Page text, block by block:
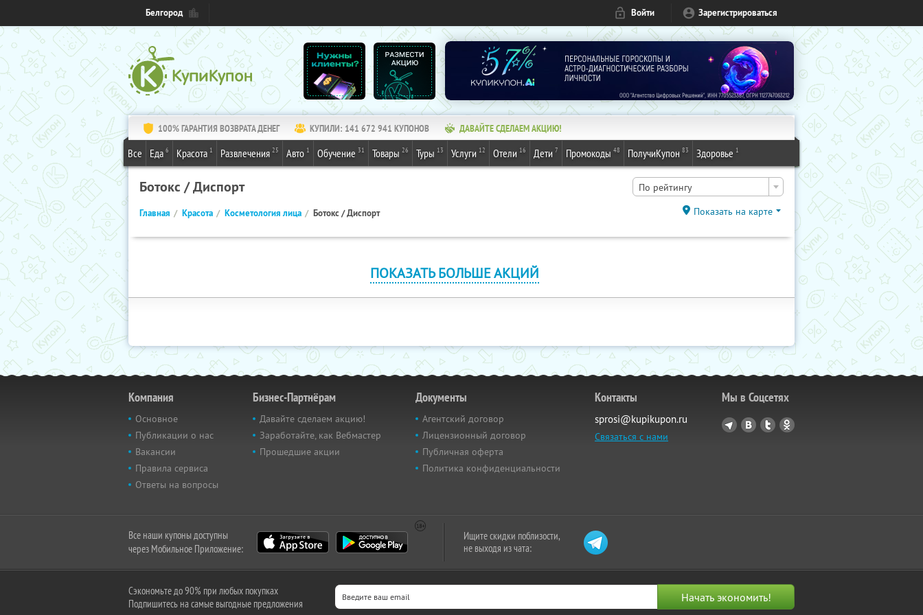
Белгород Войти Зарегистрироваться
100% ГАРАНТИЯ ВОЗВРАТА ДЕНЕГ КУПИЛИ: 141 672 942 КУПОНОВ ДАВАЙТЕ СДЕЛАЕМ АКЦИЮ!
Все Еда 6 Красота 1 Развлечения 25 Авто 1 Обучение 31 Товары 26 Туры 13 Услуги 12 Отели 16 Дети 7 Промокоды 48 ПолучиКупон 83 Здоровье 1
Ботокс / Диспорт По рейтингу
Главная Красота Косметология лица Ботокс / Диспорт Показать на карте
ПОКАЗАТЬ БОЛЬШЕ АКЦИЙ
Компания
Основное
Публикации о нас
Вакансии
Правила сервиса
Ответы на вопросы
Бизнес-Партнёрам
Давайте сделаем акцию!
Заработайте, как Вебмастер
Прошедшие акции
Документы
Агентский договор
Лицензионный договор
Публичная оферта
Политика конфиденциальности
Контакты
sprosi@kupikupon.ru
Связаться с нами
Мы в Соцсетях
Все наши купоны доступны
через Мобильное Приложение:
Ищите скидки поблизости,
не выходя из чата:
Сэкономьте до 90% при любых покупках
Подпишитесь на самые выгодные предложения